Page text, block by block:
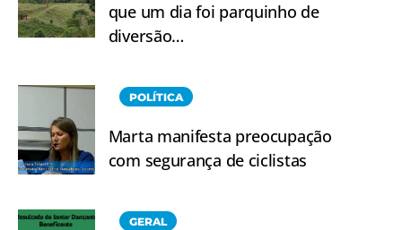
que um dia foi parquinho de
diversão…
POLÍTICA
Marta manifesta preocupação
com segurança de ciclistas
GERAL